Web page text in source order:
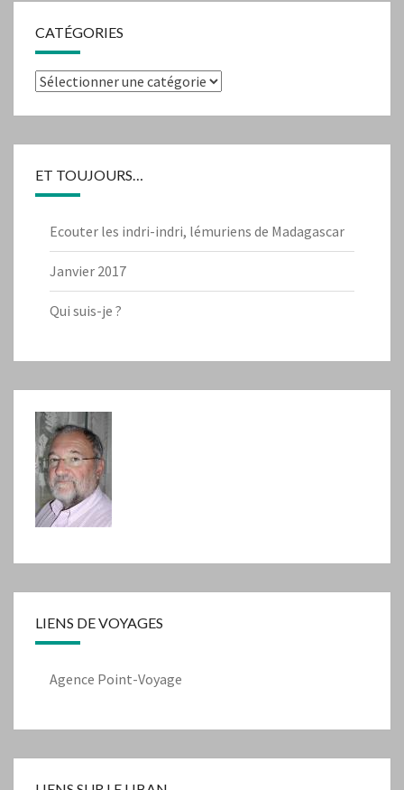
CATÉGORIES
Catégories
ET TOUJOURS…
Ecouter les indri-indri, lémuriens de Madagascar
Janvier 2017
Qui suis-je ?
LIENS DE VOYAGES
Agence Point-Voyage